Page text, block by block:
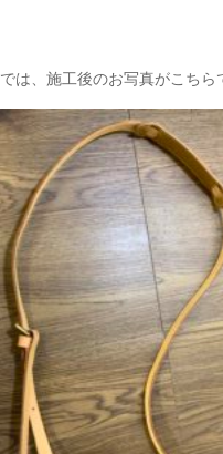
では、施工後のお写真がこちら